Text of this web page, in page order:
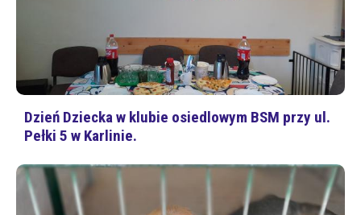
Dzień Dziecka w klubie osiedlowym BSM przy ul.
Pełki 5 w Karlinie.